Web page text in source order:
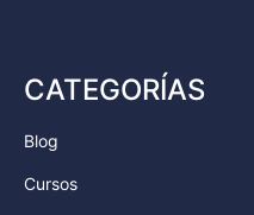
CATEGORÍAS
Blog
Cursos